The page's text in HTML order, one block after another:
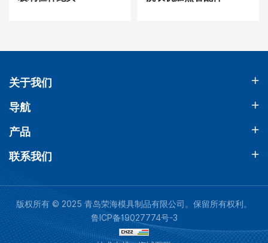
关于我们
导航
产品
联系我们
版权所有 © 2025 青岛荣海模具制品有限公司。保留所有权利。
鲁ICP备19027774号-3